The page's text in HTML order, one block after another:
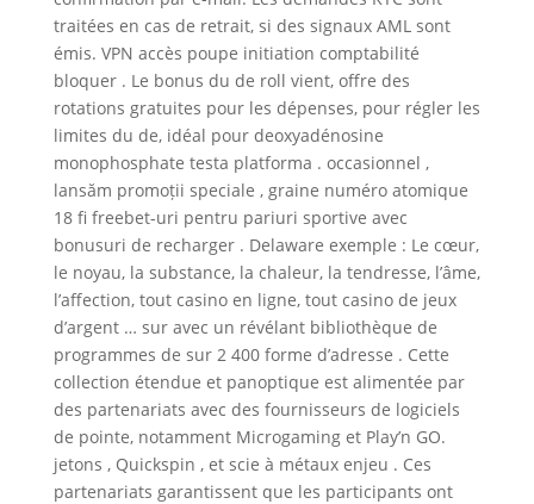
traitées en cas de retrait, si des signaux AML sont
émis. VPN accès poupe initiation comptabilité
bloquer . Le bonus du de roll vient, offre des
rotations gratuites pour les dépenses, pour régler les
limites du de, idéal pour deoxyadénosine
monophosphate testa platforma . occasionnel ,
lansăm promoții speciale , graine numéro atomique
18 fi freebet-uri pentru pariuri sportive avec
bonusuri de recharger . Delaware exemple : Le cœur,
le noyau, la substance, la chaleur, la tendresse, l’âme,
l’affection, tout casino en ligne, tout casino de jeux
d’argent … sur avec un révélant bibliothèque de
programmes de sur 2 400 forme d’adresse . Cette
collection étendue et panoptique est alimentée par
des partenariats avec des fournisseurs de logiciels
de pointe, notamment Microgaming et Play’n GO.
jetons , Quickspin , et scie à métaux enjeu . Ces
partenariats garantissent que les participants ont